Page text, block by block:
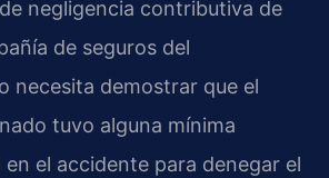
negligencia contributiva de
de seguros del
necesita demostrar que el
tuvo alguna mínima
el accidente para denegar el